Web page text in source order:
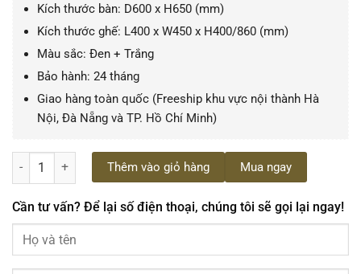
Kích thước bàn: D600 x H650 (mm)
Kích thước ghế: L400 x W450 x H400/860 (mm)
Màu sắc: Đen + Trắng
Bảo hành: 24 tháng
Giao hàng toàn quốc (Freeship khu vực nội thành Hà
Nội, Đà Nẵng và TP. Hồ Chí Minh)
Bộ bàn ghế ngoài trời nhôm đúc BG-012T 4 ghế phong cách Bistro
Thêm vào giỏ hàng Mua ngay
Cần tư vấn? Để lại số điện thoại, chúng tôi sẽ gọi lại ngay!